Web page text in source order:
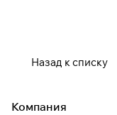
Назад к списку
Компания